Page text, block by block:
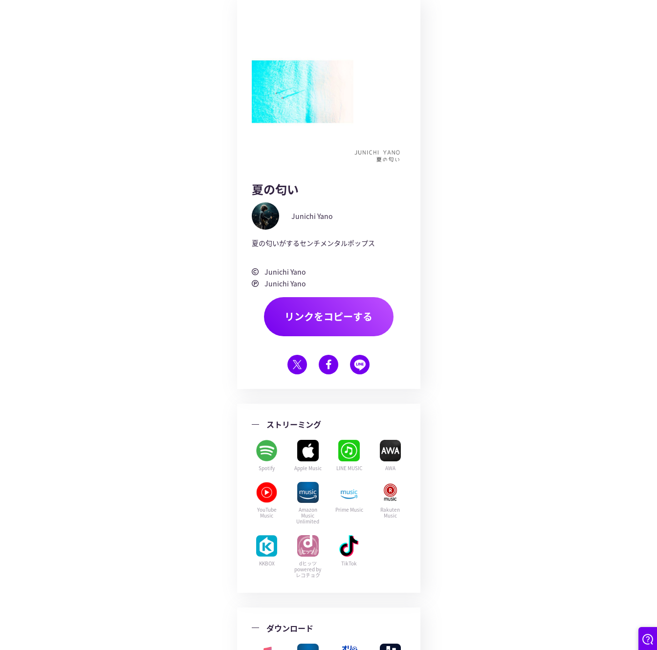
夏の匂い
Junichi Yano
夏の匂いがするセンチメンタルポップス
Junichi Yano
Junichi Yano
リンクをコピーする
ストリーミング
Spotify Apple Music LINE MUSIC AWA
YouTube
Music
Amazon
Music
Unlimited
Prime Music
Rakuten
Music
KKBOX
dヒッツ
powered by
レコチョク
TikTok
ダウンロード